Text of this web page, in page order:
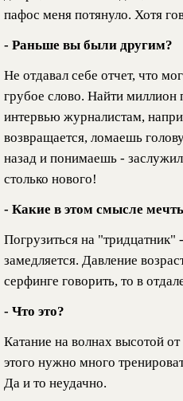
пафос меня потянуло. Хотя
- Раньше вы были другим?
Не отдавал себе отчет, что
грубое слово. Найти миллион
интервью журналистам,
возвращается, ломаешь
назад и понимаешь -
столько нового!
- Какие в этом смысле
Погрузиться на "тридцатник"
замедляется. Давление
серфинге говорить, то в
- Что это?
Катание на волнах высотой
этого нужно много
Да и то неудачно.